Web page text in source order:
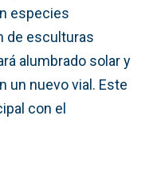
especies
de esculturas
alumbrado solar y
un nuevo vial. Este
con el